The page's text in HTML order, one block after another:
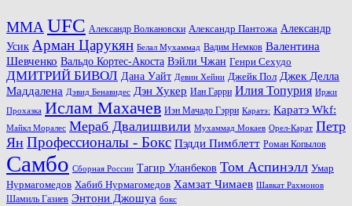
MMAUFC Александр Волкановски Александр Пантожа Александр
Усик Арман Царукян Белал Мухаммад Вадим Немков Валентина
Шевченко Вальдо Кортес-Акоста Вэйли Чжан Генри Сехудо
ДМИТРИЙ БИВОЛ Дана Уайт Девин Хейни Джейк Пол Джек Делла
Маддалена Дэвид Бенавидес Дэн Хукер Иан Гарри Илия Топурия Иржи
Прохазка Ислам Махачев Иэн Мачадо Гэрри Каратэ: Каратэ Wkf:
Майкл Моралес Мераб Двалишвили Мухаммад Мокаев Орел-Карат Петр
Ян Профессионалы - Бокс Пэдди Пимблетт Роман Копылов
Самбо Сборная России Тагир Уланбеков Том Аспинэлл Умар
Нурмагомедов Хабиб Нурмагомедов Хамзат Чимаев Шавкат Рахмонов
Шамиль Газиев Энтони Джошуа бокс